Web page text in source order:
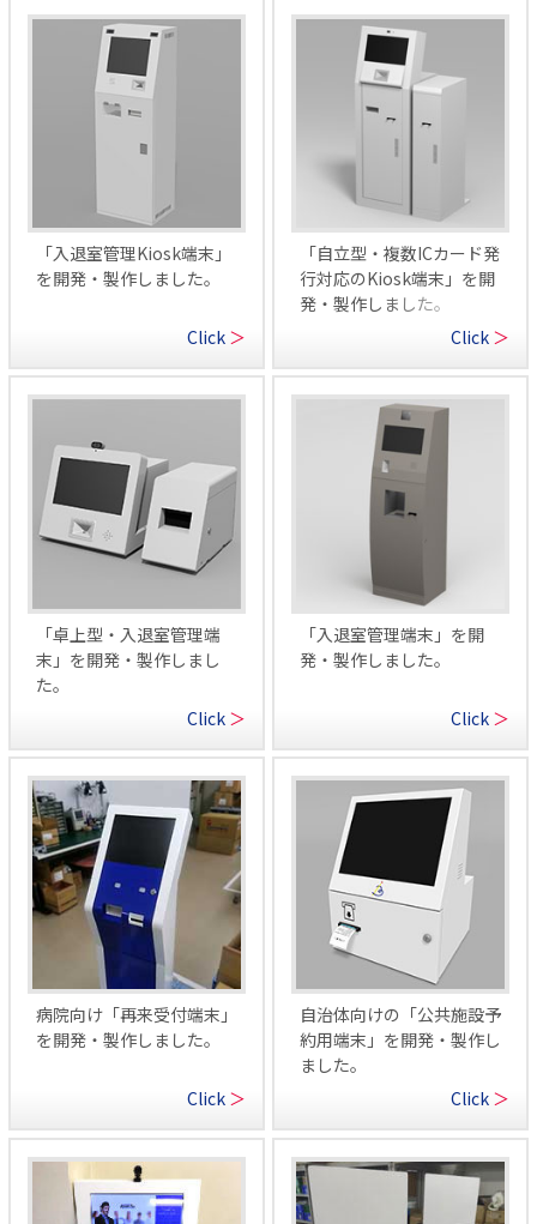
「入退室管理Kiosk端末」
を開発・製作しました。
Click ＞
「自立型・複数ICカード発
行対応のKiosk端末」を開
発・製作しました。
Click ＞
「卓上型・入退室管理端
末」を開発・製作しまし
た。
Click ＞
「入退室管理端末」を開
発・製作しました。
Click ＞
病院向け「再来受付端末」
を開発・製作しました。
Click ＞
自治体向けの「公共施設予
約用端末」を開発・製作し
ました。
Click ＞